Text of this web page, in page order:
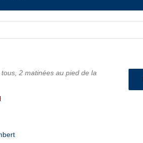
2 matinées au pied de la